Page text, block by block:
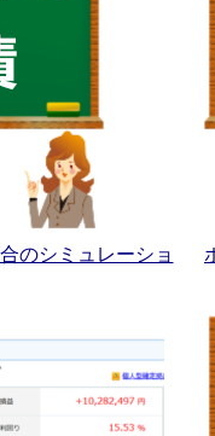
のシミュレーショ